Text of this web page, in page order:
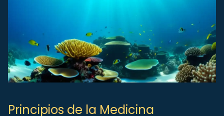
Principios de la Medicina